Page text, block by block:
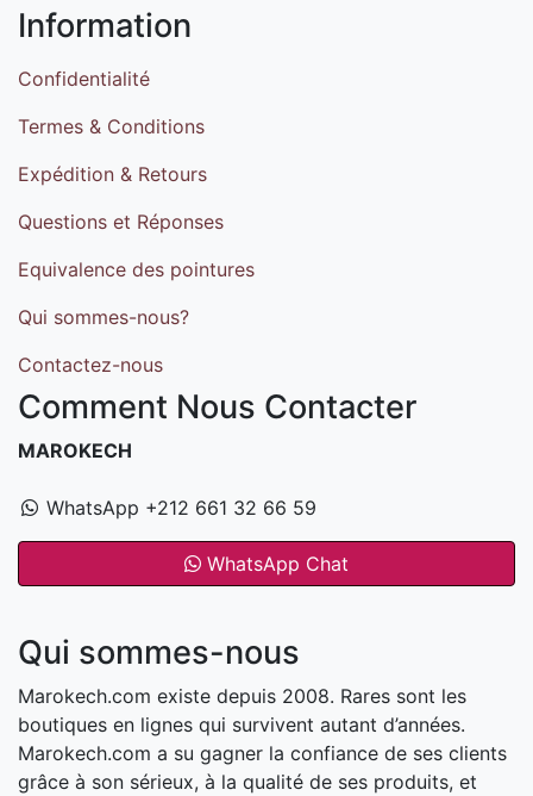
Information
Confidentialité
Termes & Conditions
Expédition & Retours
Questions et Réponses
Equivalence des pointures
Qui sommes-nous?
Contactez-nous
Comment Nous Contacter
MAROKECH
WhatsApp +212 661 32 66 59
WhatsApp Chat
Qui sommes-nous
Marokech.com existe depuis 2008. Rares sont les
boutiques en lignes qui survivent autant d’années.
Marokech.com a su gagner la confiance de ses clients
grâce à son sérieux, à la qualité de ses produits, et